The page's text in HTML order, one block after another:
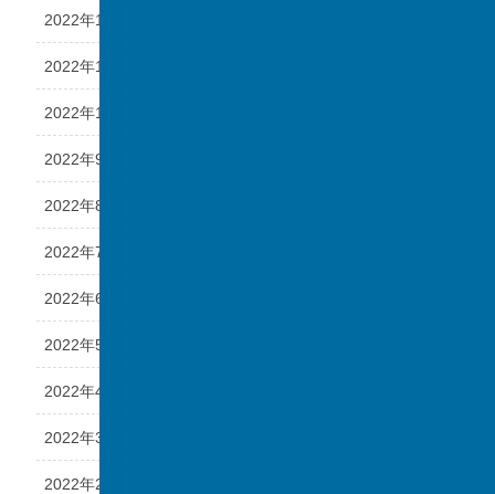
2022年12月
2022年11月
2022年10月
2022年9月
2022年8月
2022年7月
2022年6月
2022年5月
2022年4月
2022年3月
2022年2月